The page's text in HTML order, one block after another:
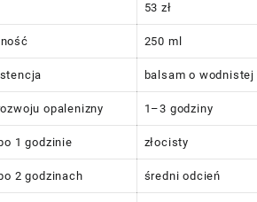
53 zł
250 ml
balsam o
opalenizny 1–3 godziny
1 godzinie złocisty
2 godzinach średni odcień